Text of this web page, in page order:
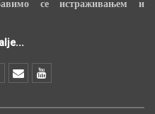
се истраживањем и